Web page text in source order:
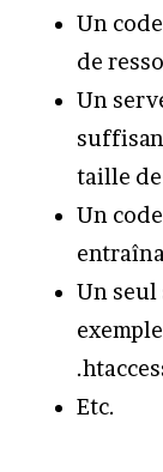
Un
de
Un
taille de
Un
Un seul
Etc.